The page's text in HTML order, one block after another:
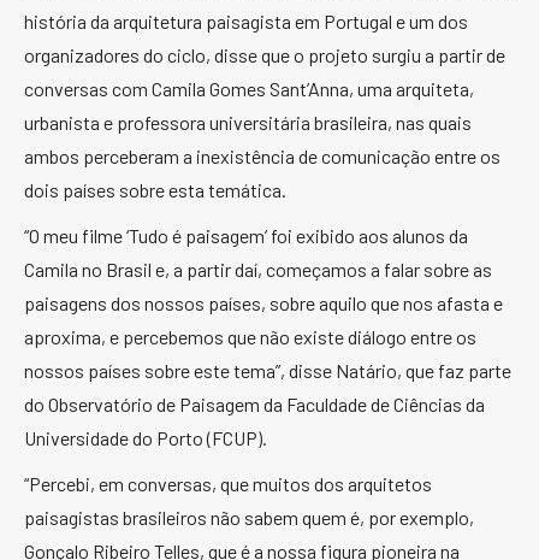
história da arquitetura paisagista em Portugal e um dos
organizadores do ciclo, disse que o projeto surgiu a partir de
conversas com Camila Gomes Sant’Anna, uma arquiteta,
urbanista e professora universitária brasileira, nas quais
ambos perceberam a inexistência de comunicação entre os
dois países sobre esta temática.
“O meu filme ‘Tudo é paisagem’ foi exibido aos alunos da
Camila no Brasil e, a partir daí, começamos a falar sobre as
paisagens dos nossos países, sobre aquilo que nos afasta e
aproxima, e percebemos que não existe diálogo entre os
nossos países sobre este tema”, disse Natário, que faz parte
do Observatório de Paisagem da Faculdade de Ciências da
Universidade do Porto (FCUP).
“Percebi, em conversas, que muitos dos arquitetos
paisagistas brasileiros não sabem quem é, por exemplo,
Gonçalo Ribeiro Telles, que é a nossa figura pioneira na